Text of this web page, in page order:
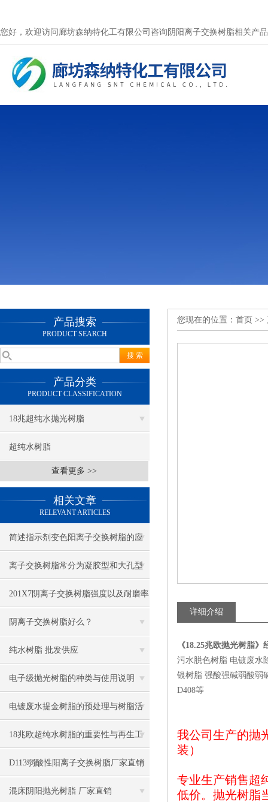
您好，欢迎访问廊坊森纳特化工有限公司咨询阴阳离子交换树脂相关产
产品搜索
PRODUCT SEARCH
产品分类
PRODUCT CLASSIFICATION
18兆超纯水抛光树脂
超纯水树脂
查看更多 >>
相关文章
RELEVANT ARTICLES
简述指示剂变色阳离子交换树脂的应
用领域
离子交换树脂常分为凝胶型和大孔型
两类
201X7阴离子交换树脂强度以及耐磨率
阴离子交换树脂好么？
纯水树脂 批发供应
电子级抛光树脂的种类与使用说明
电镀废水提金树脂的预处理与树脂活
化
18兆欧超纯水树脂的重要性与再生工
艺
D113弱酸性阳离子交换树脂厂家直销
混床阴阳抛光树脂 厂家直销
您现在的位置： 首页 >>
详细介绍
《18.25兆欧抛光树脂》
污水脱色树脂 电镀废水
银树脂 强酸强碱弱酸弱
D408等
我公司生产的抛
装）
专业生产销售超
低价。抛光树脂